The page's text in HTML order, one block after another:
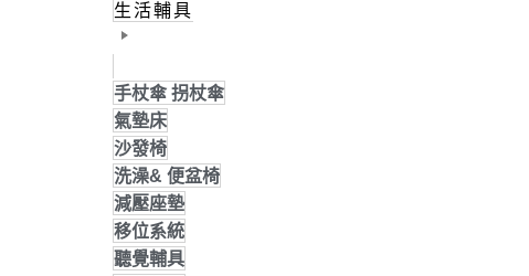
生活輔具
手杖傘 拐杖傘
氣墊床
沙發椅
洗澡& 便盆椅
減壓座墊
移位系統
聽覺輔具